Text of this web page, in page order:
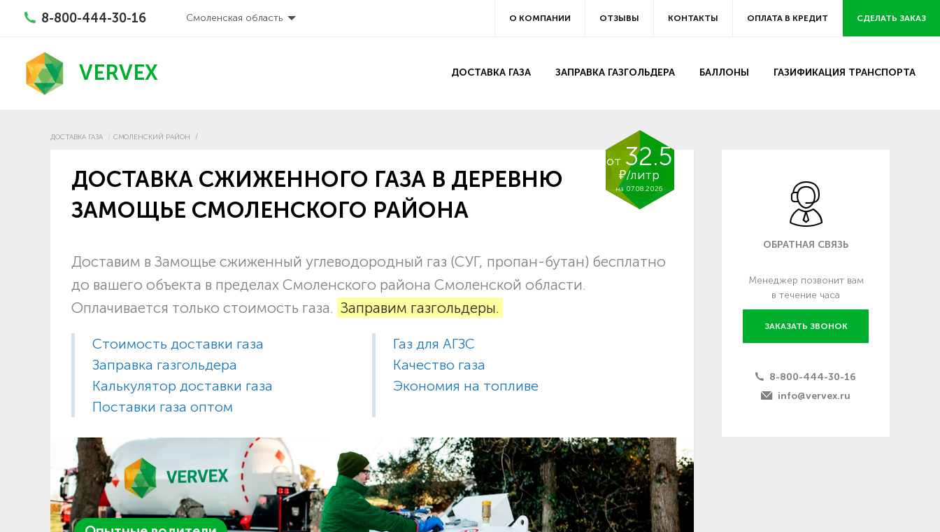
8-800-444-30-16 Смоленская область О КОМПАНИИ ОТЗЫВЫ КОНТАКТЫ ОПЛАТА В КРЕДИТ СДЕЛАТЬ ЗАКАЗ
VERVEX ДОСТАВКА ГАЗА ЗАПРАВКА ГАЗГОЛЬДЕРА БАЛЛОНЫ ГАЗИФИКАЦИЯ ТРАНСПОРТА
ДОСТАВКА ГАЗА СМОЛЕНСКИЙ РАЙОН
от 32.5
₽/литр
на 07.08.2026
ДОСТАВКА СЖИЖЕННОГО ГАЗА В ДЕРЕВНЮ
ЗАМОЩЬЕ СМОЛЕНСКОГО РАЙОНА
Доставим в Замощье сжиженный углеводородный газ (СУГ, пропан-бутан) бесплатно
до вашего объекта в пределах Смоленского района Смоленской области.
Оплачивается только стоимость газа. Заправим газгольдеры.
Стоимость доставки газа
Заправка газгольдера
Калькулятор доставки газа
Поставки газа оптом
Газ для АГЗС
Качество газа
Экономия на топливе
ОБРАТНАЯ СВЯЗЬ
Менеджер позвонит вам
в течение часа
ЗАКАЗАТЬ ЗВОНОК
8-800-444-30-16
info@vervex.ru